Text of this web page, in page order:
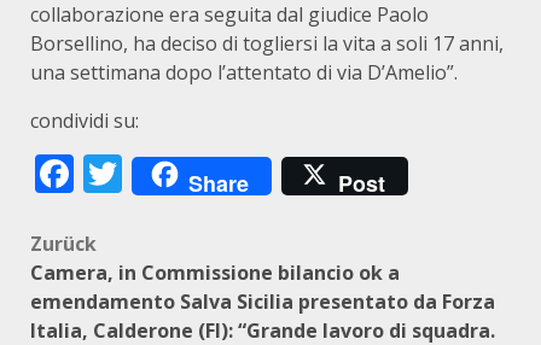
collaborazione era seguita dal giudice Paolo
Borsellino, ha deciso di togliersi la vita a soli 17 anni,
una settimana dopo l’attentato di via D’Amelio”.
condividi su:
Facebook
Twitter
Share Post
Beitragsnavigation
Zurück
Camera, in Commissione bilancio ok a
emendamento Salva Sicilia presentato da Forza
Italia, Calderone (FI): “Grande lavoro di squadra.